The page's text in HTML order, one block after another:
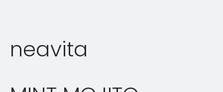
neavita